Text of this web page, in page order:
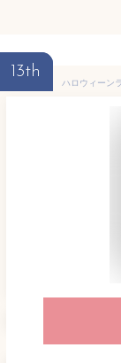
13th